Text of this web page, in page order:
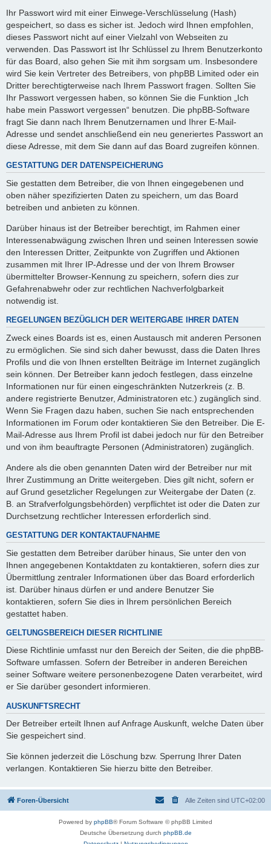
Ihr Passwort wird mit einer Einwege-Verschlüsselung (Hash)
gespeichert, so dass es sicher ist. Jedoch wird Ihnen empfohlen,
dieses Passwort nicht auf einer Vielzahl von Webseiten zu
verwenden. Das Passwort ist Ihr Schlüssel zu Ihrem Benutzerkonto
für das Board, also gehen Sie mit ihm sorgsam um. Insbesondere
wird Sie kein Vertreter des Betreibers, von phpBB Limited oder ein
Dritter berechtigterweise nach Ihrem Passwort fragen. Sollten Sie
Ihr Passwort vergessen haben, so können Sie die Funktion „Ich
habe mein Passwort vergessen“ benutzen. Die phpBB-Software
fragt Sie dann nach Ihrem Benutzernamen und Ihrer E-Mail-
Adresse und sendet anschließend ein neu generiertes Passwort an
diese Adresse, mit dem Sie dann auf das Board zugreifen können.
GESTATTUNG DER DATENSPEICHERUNG
Sie gestatten dem Betreiber, die von Ihnen eingegebenen und
oben näher spezifizierten Daten zu speichern, um das Board
betreiben und anbieten zu können.
Darüber hinaus ist der Betreiber berechtigt, im Rahmen einer
Interessenabwägung zwischen Ihren und seinen Interessen sowie
den Interessen Dritter, Zeitpunkte von Zugriffen und Aktionen
zusammen mit Ihrer IP-Adresse und der von Ihrem Browser
übermittelter Browser-Kennung zu speichern, sofern dies zur
Gefahrenabwehr oder zur rechtlichen Nachverfolgbarkeit
notwendig ist.
REGELUNGEN BEZÜGLICH DER WEITERGABE IHRER DATEN
Zweck eines Boards ist es, einen Austausch mit anderen Personen
zu ermöglichen. Sie sind sich daher bewusst, dass die Daten Ihres
Profils und die von Ihnen erstellten Beiträge im Internet zugänglich
sein können. Der Betreiber kann jedoch festlegen, dass einzelne
Informationen nur für einen eingeschränkten Nutzerkreis (z. B.
andere registrierte Benutzer, Administratoren etc.) zugänglich sind.
Wenn Sie Fragen dazu haben, suchen Sie nach entsprechenden
Informationen im Forum oder kontaktieren Sie den Betreiber. Die E-
Mail-Adresse aus Ihrem Profil ist dabei jedoch nur für den Betreiber
und von ihm beauftragte Personen (Administratoren) zugänglich.
Andere als die oben genannten Daten wird der Betreiber nur mit
Ihrer Zustimmung an Dritte weitergeben. Dies gilt nicht, sofern er
auf Grund gesetzlicher Regelungen zur Weitergabe der Daten (z.
B. an Strafverfolgungsbehörden) verpflichtet ist oder die Daten zur
Durchsetzung rechtlicher Interessen erforderlich sind.
GESTATTUNG DER KONTAKTAUFNAHME
Sie gestatten dem Betreiber darüber hinaus, Sie unter den von
Ihnen angegebenen Kontaktdaten zu kontaktieren, sofern dies zur
Übermittlung zentraler Informationen über das Board erforderlich
ist. Darüber hinaus dürfen er und andere Benutzer Sie
kontaktieren, sofern Sie dies in Ihrem persönlichen Bereich
gestattet haben.
GELTUNGSBEREICH DIESER RICHTLINIE
Diese Richtlinie umfasst nur den Bereich der Seiten, die die phpBB-
Software umfassen. Sofern der Betreiber in anderen Bereichen
seiner Software weitere personenbezogene Daten verarbeitet, wird
er Sie darüber gesondert informieren.
AUSKUNFTSRECHT
Der Betreiber erteilt Ihnen auf Anfrage Auskunft, welche Daten über
Sie gespeichert sind.
Sie können jederzeit die Löschung bzw. Sperrung Ihrer Daten
verlangen. Kontaktieren Sie hierzu bitte den Betreiber.
Foren-Übersicht Alle Zeiten sind UTC+02:00
Powered by phpBB® Forum Software © phpBB Limited
Deutsche Übersetzung durch phpBB.de